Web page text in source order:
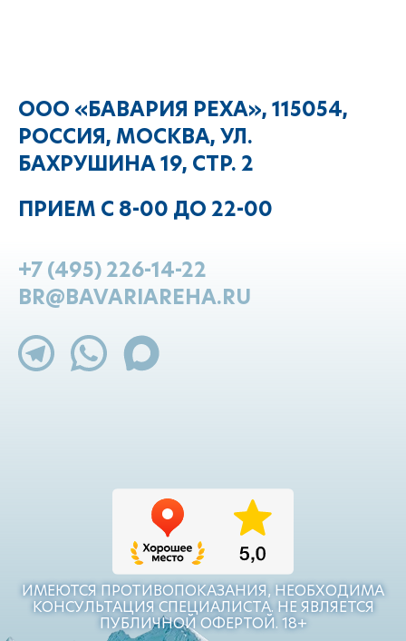
ООО «БАВАРИЯ РЕХА», 115054,
РОССИЯ, МОСКВА, УЛ.
БАХРУШИНА 19, СТР. 2
ПРИЕМ С 8-00 ДО 22-00
+7 (495) 226-14-22
BR@BAVARIAREHA.RU
ИМЕЮТСЯ ПРОТИВОПОКАЗАНИЯ, НЕОБХОДИМА
КОНСУЛЬТАЦИЯ СПЕЦИАЛИСТА. НЕ ЯВЛЯЕТСЯ
ПУБЛИЧНОЙ ОФЕРТОЙ. 18+